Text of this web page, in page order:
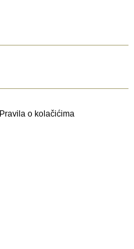
Pravila o kolačićima